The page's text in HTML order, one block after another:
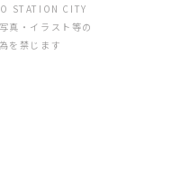
STATION CITY
真・イラスト等の
を禁じます